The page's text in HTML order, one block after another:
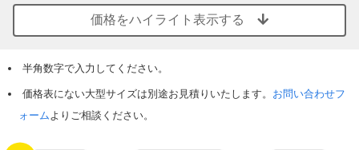
価格をハイライト表示する
半角数字で入力してください。
価格表にない大型サイズは別途お見積りいたします。 お問い合わせフ
ォームよりご相談ください。